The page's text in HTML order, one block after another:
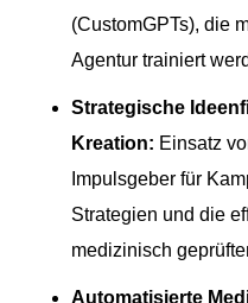
(CustomGPTs), die
Agentur trainiert
Strategische
Kreation: Einsatz
Impulsgeber für
Strategien und die
medizinisch
Automatisierte